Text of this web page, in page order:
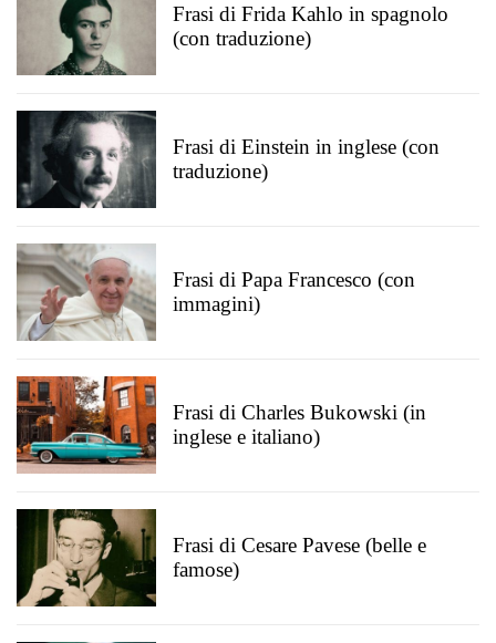
Frasi di Frida Kahlo in spagnolo
(con traduzione)
Frasi di Einstein in inglese (con
traduzione)
Frasi di Papa Francesco (con
immagini)
Frasi di Charles Bukowski (in
inglese e italiano)
Frasi di Cesare Pavese (belle e
famose)